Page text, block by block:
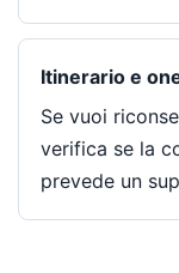
Itinerario e
Se vuoi
verifica se la
prevede un